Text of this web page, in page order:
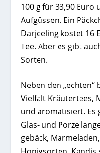
100 g für 33,90 Euro
Aufgüssen. Ein
Darjeeling kostet 16
Tee. Aber es gibt
Sorten.
Neben den „echten“
Vielfalt Kräutertees,
und aromatisiert. Es
Glas- und
gebäck,